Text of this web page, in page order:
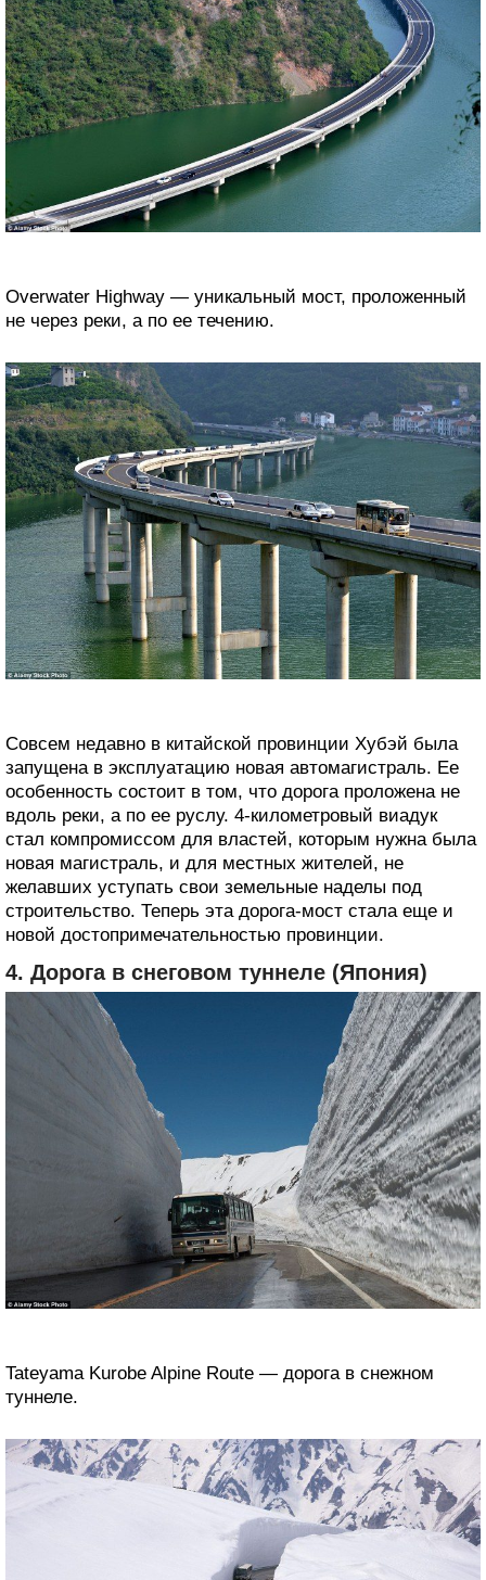
Overwater Highway — уникальный мост, проложенный
не через реки, а по ее течению.
Совсем недавно в китайской провинции Хубэй была
запущена в эксплуатацию новая автомагистраль. Ее
особенность состоит в том, что дорога проложена не
вдоль реки, а по ее руслу. 4-километровый виадук
стал компромиссом для властей, которым нужна была
новая магистраль, и для местных жителей, не
желавших уступать свои земельные наделы под
строительство. Теперь эта дорога-мост стала еще и
новой достопримечательностью провинции.
4. Дорога в снеговом туннеле (Япония)
Tateyama Kurobe Alpine Route — дорога в снежном
туннеле.